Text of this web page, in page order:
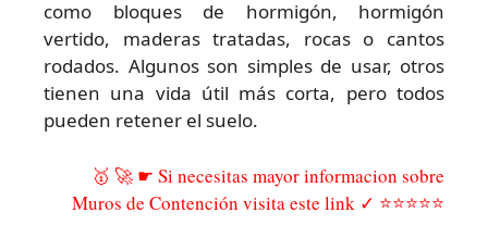
como bloques de hormigón, hormigón
vertido, maderas tratadas, rocas o cantos
rodados. Algunos son simples de usar, otros
tienen una vida útil más corta, pero todos
pueden retener el suelo.
🥇 🚀 ☛ Si necesitas mayor informacion sobre
Muros de Contención visita este link ✓ ⭐⭐⭐⭐⭐